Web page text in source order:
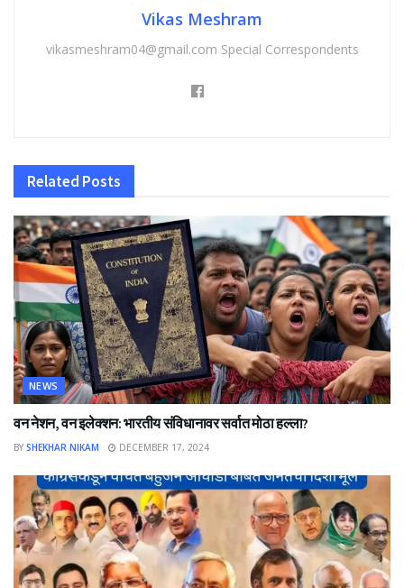
Vikas Meshram
vikasmeshram04@gmail.com Special Correspondents
Related Posts
NEWS
वन नेशन, वन इलेक्शन: भारतीय संविधानावर सर्वात मोठा हल्ला?
BY SHEKHAR NIKAM DECEMBER 17, 2024